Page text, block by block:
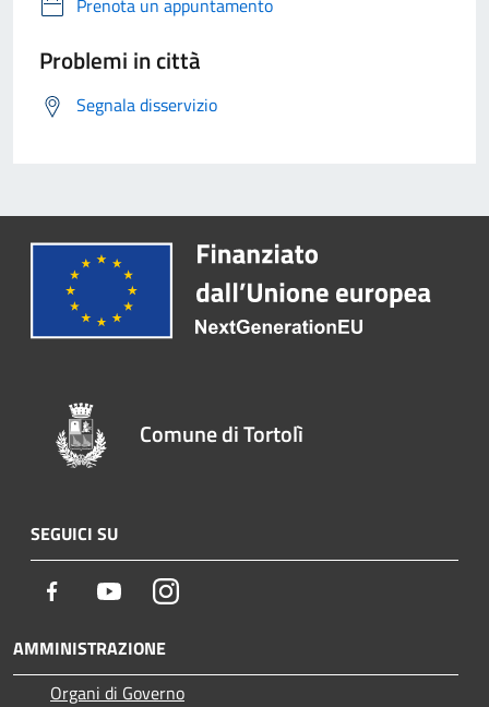
Prenota un appuntamento
Problemi in città
Segnala disservizio
Comune di Tortolì
SEGUICI SU
Facebook YoutubeInstagram
AMMINISTRAZIONE
Organi di Governo